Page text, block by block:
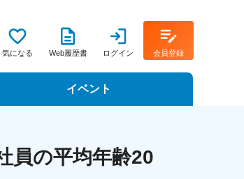
気になる Web履歴書 ログイン 会員登録
イベント
職フェア
員の平均年齢20